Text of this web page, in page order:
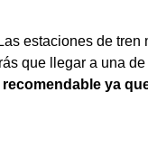
estaciones de
que llegar a una
recomendable ya